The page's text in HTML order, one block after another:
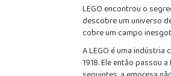
LEGO encontrou o
descobre um universo
cobre um campo
A LEGO é uma
1918. Ele então passou